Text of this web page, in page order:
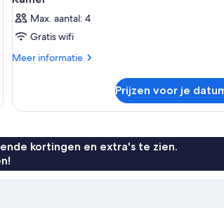
Max. aantal: 4
Gratis wifi
Meer informatie
Meer
Prijzen voor je
kortingen en extra's te zien.